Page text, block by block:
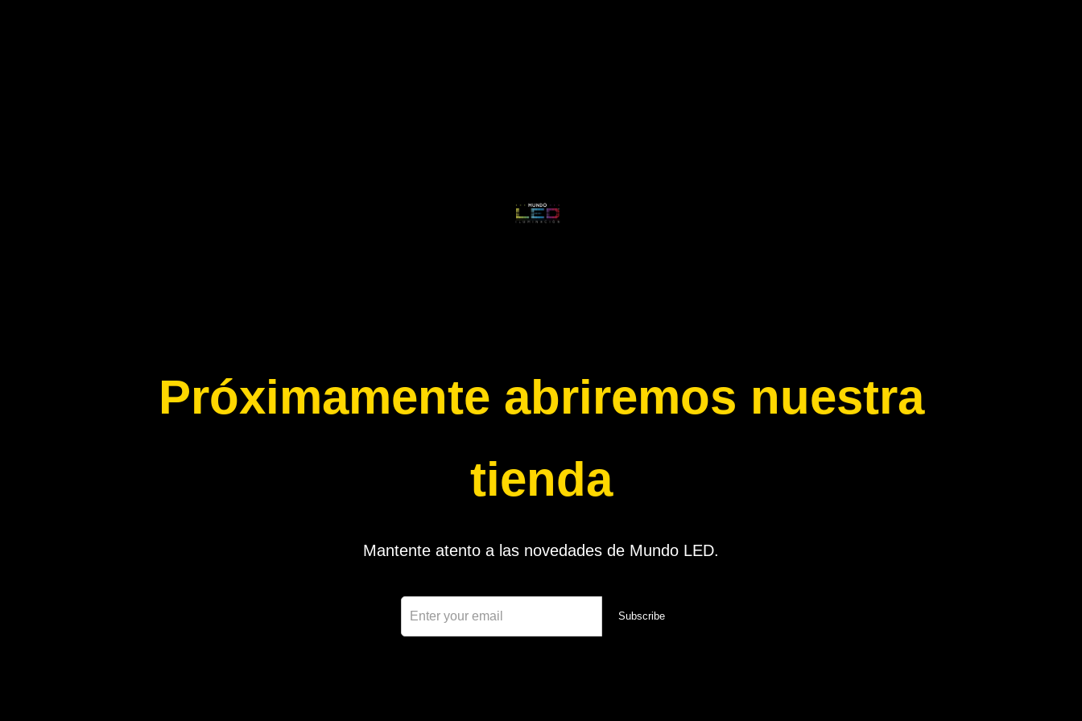
Próximamente abriremos nuestra
tienda
Mantente atento a las novedades de Mundo LED.
Subscribe